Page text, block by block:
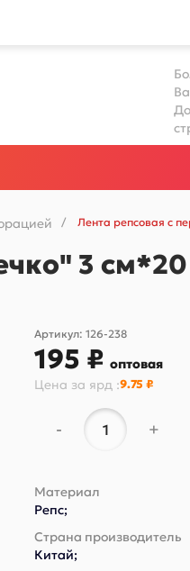
/ Лента репсовая с
3
Артикул:126-238
195 ₽оптовая
Цена за ярд :9.75 ₽
- +
Материал
Репс;
Страна производитель
Китай;